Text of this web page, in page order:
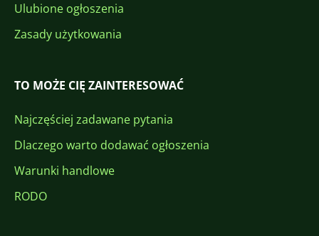
Ulubione ogłoszenia
Zasady użytkowania
TO MOŻE CIĘ ZAINTERESOWAĆ
Najczęściej zadawane pytania
Dlaczego warto dodawać ogłoszenia
Warunki handlowe
RODO